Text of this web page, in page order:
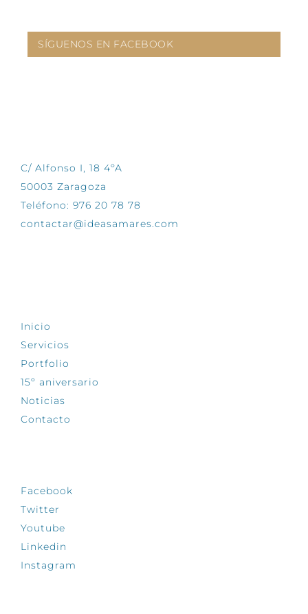
SÍGUENOS EN FACEBOOK
C/ Alfonso I, 18 4ºA
50003 Zaragoza
Teléfono: 976 20 78 78
contactar@ideasamares.com
Inicio
Servicios
Portfolio
15º aniversario
Noticias
Contacto
Facebook
Twitter
Youtube
Linkedin
Instagram